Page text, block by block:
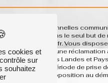
données personnelles
traitants dans le seul but de
system-h@sfr.fr. Vous
droit d’introduire une
à l'adresse Les Landes et
pendant la période de prise
sur la liste d'opposition au
cookies et
sur
souhaitez